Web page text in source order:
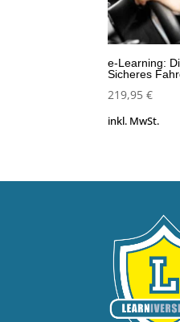
e-Learning:
Sicheres
219,95€
inkl. MwSt.